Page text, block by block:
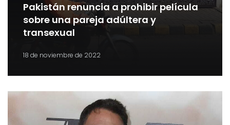
Pakistán renuncia a prohibir película
sobre una pareja adúltera y
transexual
18 de noviembre de 2022